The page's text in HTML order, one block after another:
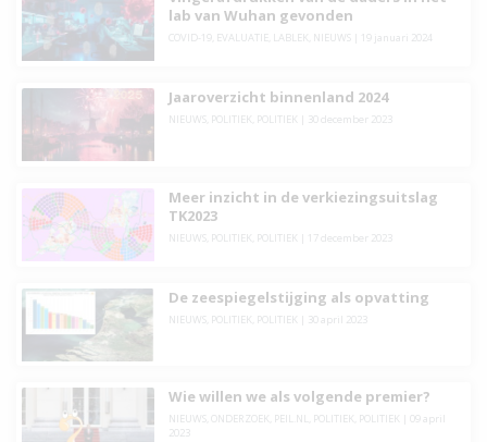
lab van Wuhan gevonden
COVID-19, EVALUATIE LABLEK NIEUWS| 19 januari 2024
Jaaroverzicht binnenland 2024
NIEUWS, POLITIEK POLITIEK 30 december 2023
Meer inzicht in de verkiezingsuitslag
TK2023
NIEUWS, POLITIEK POLITIEK 17 december 2023
De zeespiegelstijging als opvatting
NIEUWS, POLITIEK POLITIEK 30 april 2023
Wie willen we als volgende premier?
NIEUWS, ONDERZOEK PEIL.NL POLITIEK POLITIEK
09 april
2023